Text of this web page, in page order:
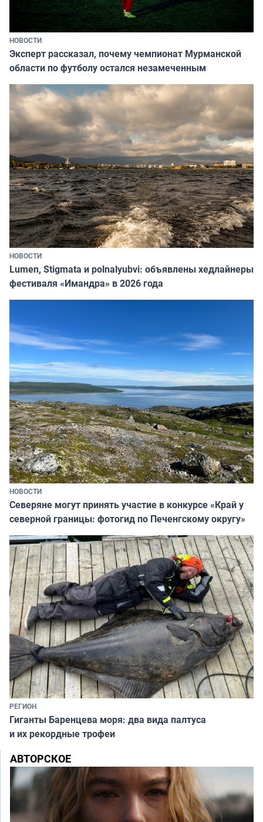
НОВОСТИ
Эксперт рассказал, почему чемпионат Мурманской
области по футболу остался незамеченным
НОВОСТИ
Lumen, Stigmata и polnalyubvi: объявлены хедлайнеры
фестиваля «Имандра» в 2026 года
НОВОСТИ
Северяне могут принять участие в конкурсе «Край у
северной границы: фотогид по Печенгскому округу»
РЕГИОН
Гиганты Баренцева моря: два вида палтуса
и их рекордные трофеи
АВТОРСКОЕ